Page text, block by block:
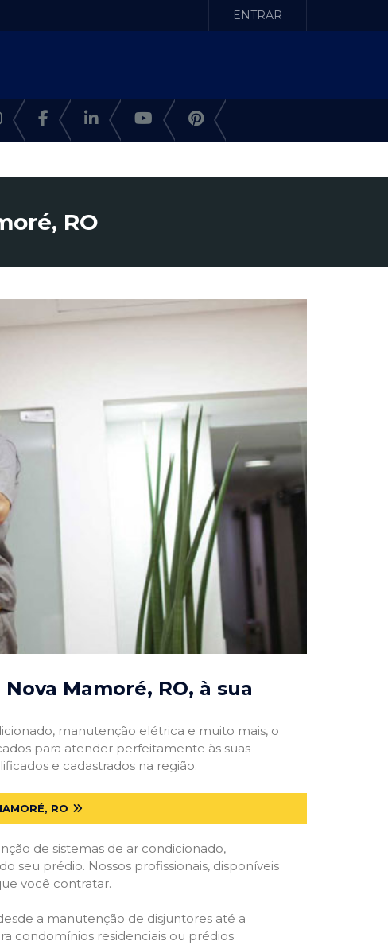
ENTRAR
RO
Mamoré, RO, à sua
manutenção elétrica e muito mais, o
para atender perfeitamente às suas
e cadastrados na região.
RO
de sistemas de ar condicionado,
seu prédio. Nossos profissionais, disponíveis
você contratar.
a manutenção de disjuntores até a
condomínios residenciais ou prédios